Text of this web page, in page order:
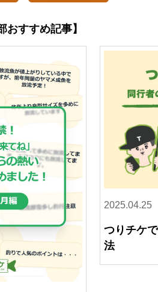
おすすめ記事】
2025.04.25
つりチケ
法